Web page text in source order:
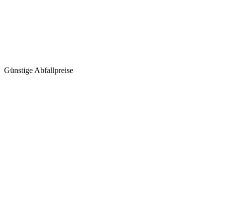
Günstige Abfallpreise